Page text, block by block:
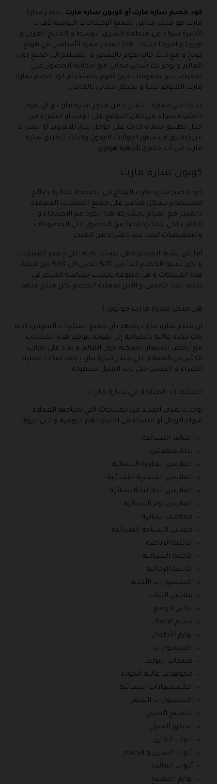
كود خصم ساره مارت أو كوبون ساره مارت ، متجر سارة
مارت هو متجر شامل لجميع الاحتياجات اليومية لأفراد
الأسرة سواء في منطقة الشرق الاوسط و الخليج العربي و
اوروبا و امريكا كذلك ، هذا المتجر مقره الأساسي في هونج
كونج و مع ذلك فانه يقوم بالشحن و التسليم الى جميع دول
العالم و يوفر لك شحن مجاني مع امكانية الحصول على
تخفيضات و خصومات حين تقوم باستخدام كود خصم ساره
مارت المتوفر لدينا و بشكل مجاني بالكامل .
كذلك من مميزات الشراء من متجر سارة مارت و ان تقوم
بالشراء سواء من خلال الموقع على الويب أو الشراء من
خلال تطبيق سماة مارت على جوجل بلاي للاندرويد او الشراء
عبر تطبيق اب ستور لجوالات الايفون وكذلك تطبيق سارة
مارت من آب جالاري لأجهزة هواوي .
كوبون سارة مارت
كود خصم ساره مارت المتاح في الصفحة الحالية صالح
للاستخدام بشكل مباشر على جميع المنتجات المتوفرة
بالمتجر مع القيام بمشاركة هذا الكود مع الاصدقاء و
الاقارب لكي يتمكنوا أيضا من الحصول على الخصومات
والتخفيضات ايضا عند الشراء من المتجر .
أما عن نسبة الخصم فهي ليست ثابتة على جميع المنتجات
و لكن نسبة الخصم تبدأ من 10% لتصل الى 50% من قيمة
هذه المنتجات و هي متنوعة بحسب سياسة المتجر في
تحديد الحد الأقصى و الأذن لعملية الخصم لكل منتج منهم .
هل متجر سارة مارت موثوق ؟
أن متجر سارة مارت يتعهد بأن جميع المنتجات المتوفره لديه
ذات جودة عالية بالاضافة إلى تعوده بتوفير هذه المنتجات
مع ارخص الاسعار الممكنة حول العالم و بناء على تجارب
الكثير من العملاء على متجر سارة مارت فقد تمكت عملية
الشراء و الشحن حتى باب المنزل بسهولة .
المنتجات المتاحة في سارة مارت
يوجد بالمتجر العديد من المنتجات التي يحتاجها العملاء
سواء الرجال أو النساء في احتياجاتهم اليومية و التي ابرزها :
التنانير النسائية .
بدلة قطعتين .
الملابس العلوية النسائية .
الملابس السفلية النسائية .
الملابس الداخلية النسائية .
الملابس نوم النسائية .
معاطف نسائية .
ملابس السباحة النسائية .
الاحذية الرياضة .
الأحذية النسائية .
الأحذية الرجالية .
اكسسوارات الأحذية .
ملابس البنات .
لباس الرضع .
قسم الالعاب .
لوازم الأطفال .
اكسسوارات .
منتجات التوليد .
مجوهرات عالية الجودة .
الاكسسوارات النسائية .
اكسسوارات الشعر .
النسيج المنزلي .
الديكور المنزلي .
أدوات الخازن .
أدوات السرير و الحمام .
أدوات المائدة .
لوازم المطبخ .